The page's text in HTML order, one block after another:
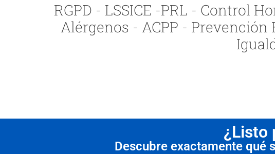
RGPD - LSSICE -PRL - Control
Alérgenos - ACPP -
¿Listo
Descubre exactamente qué